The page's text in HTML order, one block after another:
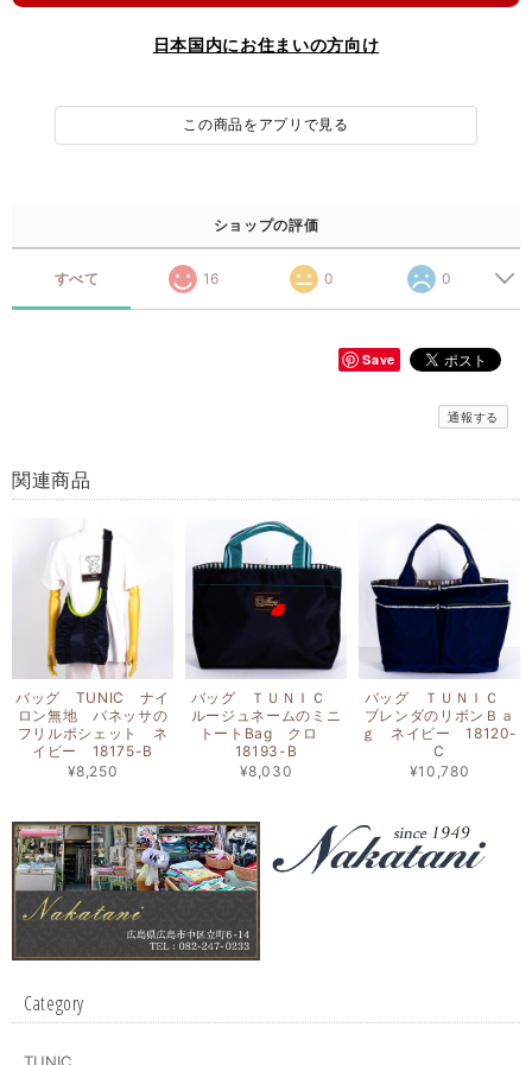
日本国内にお住まいの方向け
この商品をアプリで見る
ショップの評価
すべて 16 0 0
Save
通報する
関連商品
バッグ TUNIC ナイ
ロン無地 バネッサの
フリルポシェット ネ
イビー 18175-B
¥8,250
バッグ ＴＵＮＩＣ
ルージュネームのミニ
トートBag クロ
18193-B
¥8,030
バッグ ＴＵＮＩＣ
ブレンダのリボンＢａ
ｇ ネイビー 18120-
C
¥10,780
Category
TUNIC